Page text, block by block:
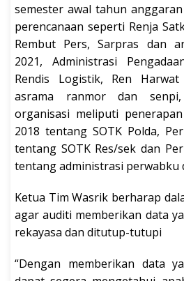
semester awal tahun
perencanaan seperti Renja
Rembut Pers, Sarpras dan
2021, Administrasi
Rendis Logistik, Ren
asrama ranmor dan
organisasi meliputi
2018 tentang SOTK Polda,
tentang SOTK Res/sek dan
tentang administrasi perwabku
Ketua Tim Wasrik berharap
agar auditi memberikan data
rekayasa dan ditutup-tutupi
“Dengan memberikan data